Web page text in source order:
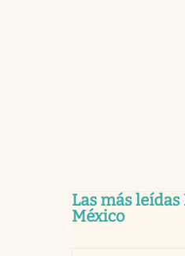
Las más
México